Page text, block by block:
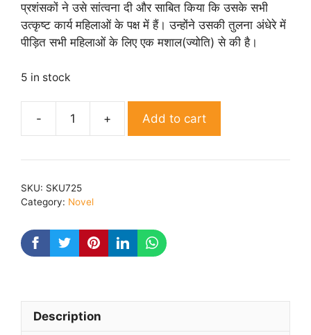
प्रशंसकों ने उसे सांत्वना दी और साबित किया कि उसके सभी
उत्कृष्ट कार्य महिलाओं के पक्ष में हैं। उन्होंने उसकी तुलना अंधेरे में
पीड़ित सभी महिलाओं के लिए एक मशाल(ज्योति) से की है।
5 in stock
Mashaal
Add to cart
SKU: SKU725
Category: Novel
Description